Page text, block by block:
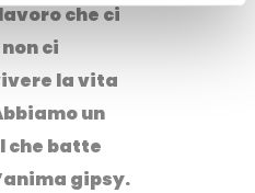
che ci
ci
la vita
un
che batte
gipsy.